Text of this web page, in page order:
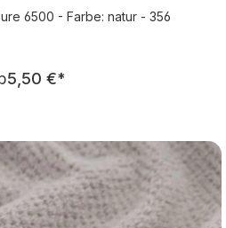
6500 - Farbe: natur - 356
Regulärer Preis:
5,50 €*